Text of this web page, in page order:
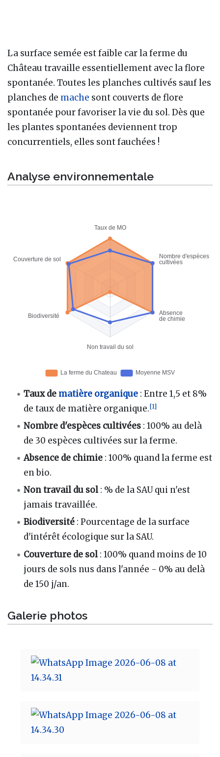
La surface semée est faible car la ferme du
Château travaille essentiellement avec la flore
spontanée. Toutes les planches cultivés sauf les
planches de mache sont couverts de flore
spontanée pour favoriser la vie du sol. Dès que
les plantes spontanées deviennent trop
concurrentiels, elles sont fauchées !
Analyse environnementale
Taux de matière organique : Entre 1,5 et 8%
de taux de matière organique.[1]
Nombre d'espèces cultivées : 100% au delà
de 30 espèces cultivées sur la ferme.
Absence de chimie : 100% quand la ferme est
en bio.
Non travail du sol: % de la SAU qui n'est
jamais travaillée.
Biodiversité : Pourcentage de la surface
d'intérêt écologique sur la SAU.
Couverture de sol: 100% quand moins de 10
jours de sols nus dans l'année - 0% au delà
de 150 j/an.
Galerie photos